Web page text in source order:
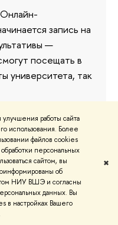
работы сайта
использования. Более
файлов cookies
персональных
сайтом, вы
об
НИУ ВШЭ и согласны
данных. Вы
в настройках Вашего
✖
запись на
—
посещать в
университета, так
8 декабря 2021
с
и